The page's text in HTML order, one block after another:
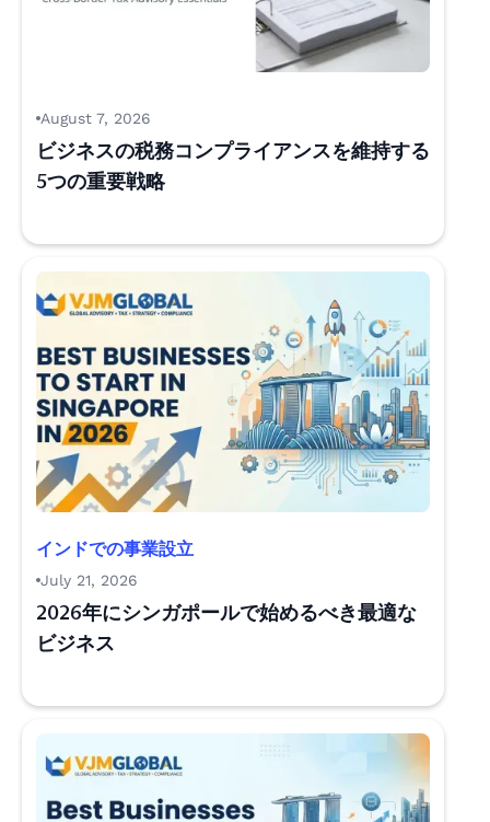
August 7, 2026
ビジネスの税務コンプライアンスを維持する
5つの重要戦略
インドでの事業設立
July 21, 2026
2026年にシンガポールで始めるべき最適な
ビジネス